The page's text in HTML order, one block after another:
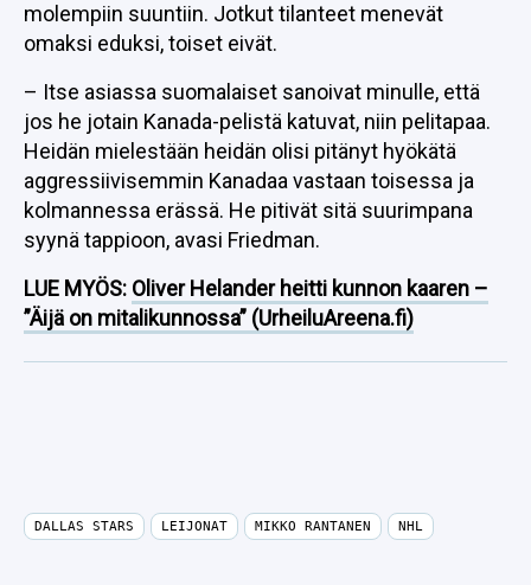
molempiin suuntiin. Jotkut tilanteet menevät
omaksi eduksi, toiset eivät.
– Itse asiassa suomalaiset sanoivat minulle, että
jos he jotain Kanada-pelistä katuvat, niin pelitapaa.
Heidän mielestään heidän olisi pitänyt hyökätä
aggressiivisemmin Kanadaa vastaan toisessa ja
kolmannessa erässä. He pitivät sitä suurimpana
syynä tappioon, avasi Friedman.
LUE MYÖS: Oliver Helander heitti kunnon kaaren –
”Äijä on mitalikunnossa” (UrheiluAreena.fi)
DALLAS STARS LEIJONAT MIKKO RANTANEN NHL